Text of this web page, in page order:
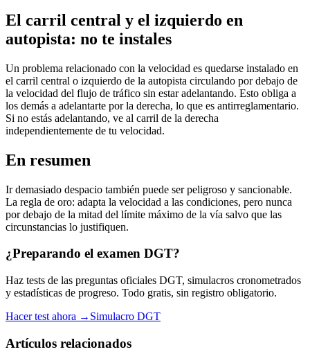
El carril central y el izquierdo en
autopista: no te instales
Un problema relacionado con la velocidad es quedarse instalado en
el carril central o izquierdo de la autopista circulando por debajo de
la velocidad del flujo de tráfico sin estar adelantando. Esto obliga a
los demás a adelantarte por la derecha, lo que es antirreglamentario.
Si no estás adelantando, ve al carril de la derecha
independientemente de tu velocidad.
En resumen
Ir demasiado despacio también puede ser peligroso y sancionable.
La regla de oro: adapta la velocidad a las condiciones, pero nunca
por debajo de la mitad del límite máximo de la vía salvo que las
circunstancias lo justifiquen.
¿Preparando el examen DGT?
Haz tests de las preguntas oficiales DGT, simulacros cronometrados
y estadísticas de progreso. Todo gratis, sin registro obligatorio.
Hacer test ahora → Simulacro DGT
Artículos relacionados